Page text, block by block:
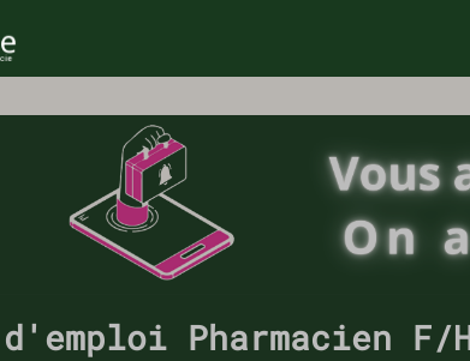
Pharmacien F/